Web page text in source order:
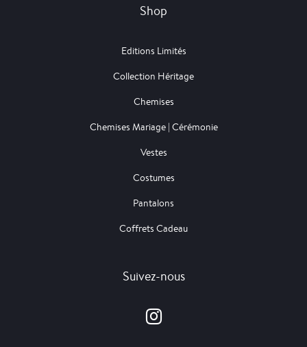
Shop
Editions Limités
Collection Héritage
Chemises
Chemises Mariage | Cérémonie
Vestes
Costumes
Pantalons
Coffrets Cadeau
Suivez-nous